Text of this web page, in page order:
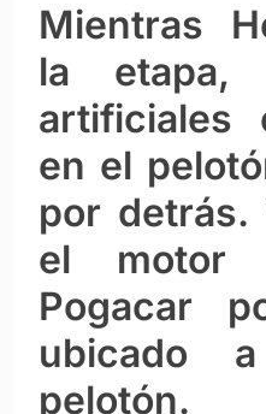
Mientras
la etapa,
artificiales
en el
por detrás.
el
Pogacar
ubicado